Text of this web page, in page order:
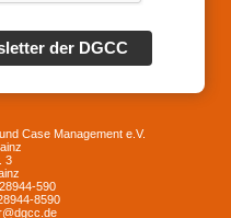
der DGCC
Case Management e.V.
3
590
8590